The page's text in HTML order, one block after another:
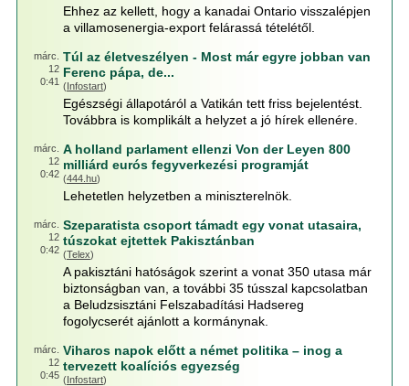
Ehhez az kellett, hogy a kanadai Ontario visszalépjen
a villamosenergia-export felárassá tételétől.
márc.
12
0:41
Túl az életveszélyen - Most már egyre jobban van
Ferenc pápa, de...
(Infostart)
Egészségi állapotáról a Vatikán tett friss bejelentést.
Továbbra is komplikált a helyzet a jó hírek ellenére.
márc.
12
0:42
A holland parlament ellenzi Von der Leyen 800
milliárd eurós fegyverkezési programját
(444.hu)
Lehetetlen helyzetben a miniszterelnök.
márc.
12
0:42
Szeparatista csoport támadt egy vonat utasaira,
túszokat ejtettek Pakisztánban
(Telex)
A pakisztáni hatóságok szerint a vonat 350 utasa már
biztonságban van, a további 35 tússzal kapcsolatban
a Beludzsisztáni Felszabadítási Hadsereg
fogolycserét ajánlott a kormánynak.
márc.
12
0:45
Viharos napok előtt a német politika – inog a
tervezett koalíciós egyezség
(Infostart)